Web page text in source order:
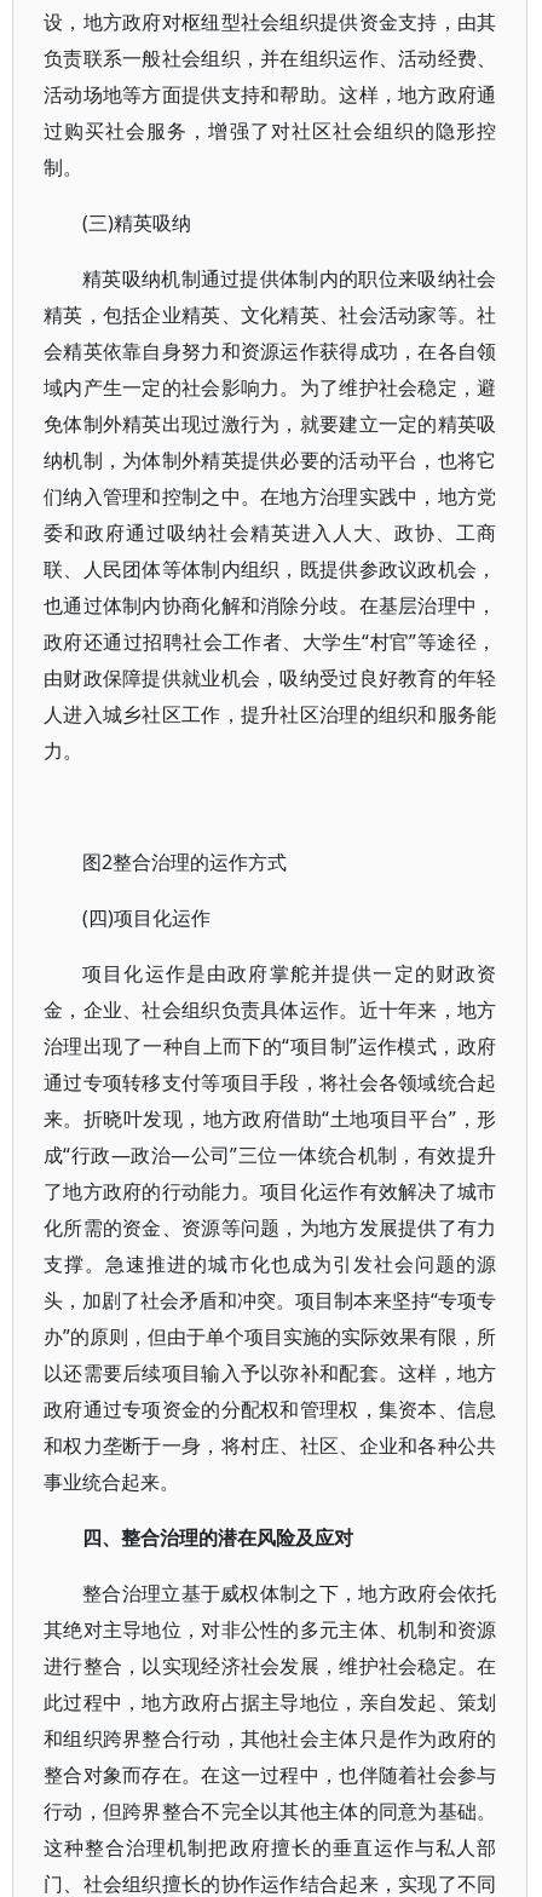
设，地方政府对枢纽型社会组织提供资金支持，由其
负责联系一般社会组织，并在组织运作、活动经费、
活动场地等方面提供支持和帮助。这样，地方政府通
过购买社会服务，增强了对社区社会组织的隐形控
制。
(三)精英吸纳
精英吸纳机制通过提供体制内的职位来吸纳社会
精英，包括企业精英、文化精英、社会活动家等。社
会精英依靠自身努力和资源运作获得成功，在各自领
域内产生一定的社会影响力。为了维护社会稳定，避
免体制外精英出现过激行为，就要建立一定的精英吸
纳机制，为体制外精英提供必要的活动平台，也将它
们纳入管理和控制之中。在地方治理实践中，地方党
委和政府通过吸纳社会精英进入人大、政协、工商
联、人民团体等体制内组织，既提供参政议政机会，
也通过体制内协商化解和消除分歧。在基层治理中，
政府还通过招聘社会工作者、大学生“村官”等途径，
由财政保障提供就业机会，吸纳受过良好教育的年轻
人进入城乡社区工作，提升社区治理的组织和服务能
力。
图2整合治理的运作方式
(四)项目化运作
项目化运作是由政府掌舵并提供一定的财政资
金，企业、社会组织负责具体运作。近十年来，地方
治理出现了一种自上而下的“项目制”运作模式，政府
通过专项转移支付等项目手段，将社会各领域统合起
来。折晓叶发现，地方政府借助“土地项目平台”，形
成“行政—政治—公司”三位一体统合机制，有效提升
了地方政府的行动能力。项目化运作有效解决了城市
化所需的资金、资源等问题，为地方发展提供了有力
支撑。急速推进的城市化也成为引发社会问题的源
头，加剧了社会矛盾和冲突。项目制本来坚持“专项专
办”的原则，但由于单个项目实施的实际效果有限，所
以还需要后续项目输入予以弥补和配套。这样，地方
政府通过专项资金的分配权和管理权，集资本、信息
和权力垄断于一身，将村庄、社区、企业和各种公共
事业统合起来。
四、整合治理的潜在风险及应对
整合治理立基于威权体制之下，地方政府会依托
其绝对主导地位，对非公性的多元主体、机制和资源
进行整合，以实现经济社会发展，维护社会稳定。在
此过程中，地方政府占据主导地位，亲自发起、策划
和组织跨界整合行动，其他社会主体只是作为政府的
整合对象而存在。在这一过程中，也伴随着社会参与
行动，但跨界整合不完全以其他主体的同意为基础。
这种整合治理机制把政府擅长的垂直运作与私人部
门、社会组织擅长的协作运作结合起来，实现了不同